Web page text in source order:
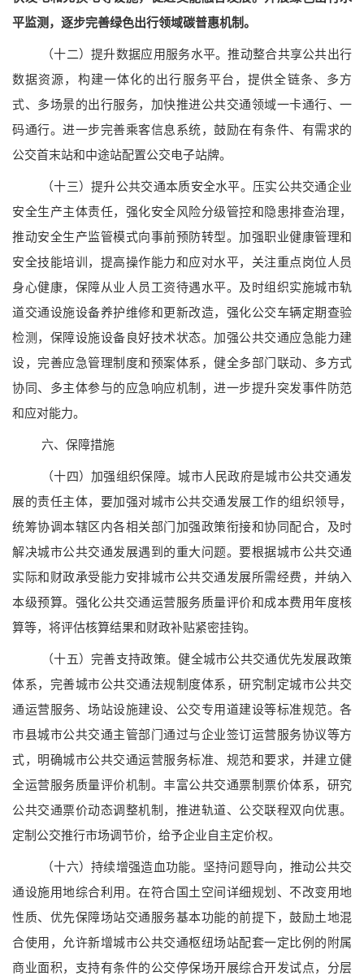
平监测，逐步完善绿色出行领域碳普惠机制。
（十二）提升数据应用服务水平。推动整合共享公共出行
数据资源，构建一体化的出行服务平台，提供全链条、多方
式、多场景的出行服务，加快推进公共交通领域一卡通行、一
码通行。进一步完善乘客信息系统，鼓励在有条件、有需求的
公交首末站和中途站配置公交电子站牌。
（十三）提升公共交通本质安全水平。 压实公共交通企业
安全生产主体责任，强化安全风险分级管控和隐患排查治理，
推动安全生产监管模式向事前预防转型。加强职业健康管理和
安全技能培训，提高操作能力和应对水平，关注重点岗位人员
身心健康，保障从业人员工资待遇水平。及时组织实施城市轨
道交通设施设备养护维修和更新改造，强化公交车辆定期查验
检测，保障设施设备良好技术状态。加强公共交通应急能力建
设，完善应急管理制度和预案体系，健全多部门联动、多方式
协同、多主体参与的应急响应机制，进一步提升突发事件防范
和应对能力。
六、保障措施
（十四）加强组织保障。城市人民政府是城市公共交通发
展的责任主体，要加强对城市公共交通发展工作的组织领导，
统筹协调本辖区内各相关部门加强政策衔接和协同配合，及时
解决城市公共交通发展遇到的重大问题。要根据城市公共交通
实际和财政承受能力安排城市公共交通发展所需经费，并纳入
本级预算。强化公共交通运营服务质量评价和成本费用年度核
算等，将评估核算结果和财政补贴紧密挂钩。
（十五）完善支持政策。健全城市公共交通优先发展政策
体系，完善城市公共交通法规制度体系，研究制定城市公共交
通运营服务、场站设施建设、公交专用道建设等标准规范。各
市县城市公共交通主管部门通过与企业签订运营服务协议等方
式，明确城市公共交通运营服务标准、规范和要求，并建立健
全运营服务质量评价机制。丰富公共交通票制票价体系，研究
公共交通票价动态调整机制，推进轨道、公交联程双向优惠。
定制公交推行市场调节价，给予企业自主定价权。
（十六）持续增强造血功能。 坚持问题导向，推动公共交
通设施用地综合利用。在符合国土空间详细规划、不改变用地
性质、优先保障场站交通服务基本功能的前提下，鼓励土地混
合使用，允许新增城市公共交通枢纽场站配套一定比例的附属
商业面积，支持有条件的公交停保场开展综合开发试点，分层